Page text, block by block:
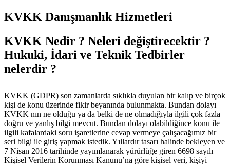
KVKK Danışmanlık Hizmetleri
KVKK Nedir ? Neleri değiştirecektir ?
Hukuki, İdari ve Teknik Tedbirler
nelerdir ?
KVKK (GDPR) son zamanlarda sıklıkla duyulan bir kalıp ve birçok
kişi de konu üzerinde fikir beyanında bulunmakta. Bundan dolayı
KVKK nın ne olduğu ya da belki de ne olmadığıyla ilgili çok fazla
doğru ve yanlış bilgi mevcut. Bundan dolayı olabildiğince konu ile
ilgili kafalardaki soru işaretlerine cevap vermeye çalışacağımız bir
seri bilgi ile giriş yapmak istedik. Yıllardır tasarı halinde bekleyen ve
7 Nisan 2016 tarihinde yayımlanarak yürürlüğe giren 6698 sayılı
Kişisel Verilerin Korunması Kanunu’na göre kişisel veri, kişiyi